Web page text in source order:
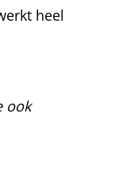
heel
ook